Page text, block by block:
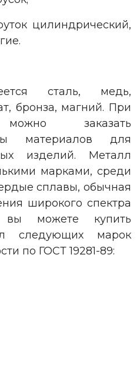
цилиндрический,
сталь, медь,
бронза, магний. При
можно заказать
материалов для
изделий. Металл
марками, среди
сплавы, обычная
широкого спектра
можете купить
следующих марок
по ГОСТ 19281-89: